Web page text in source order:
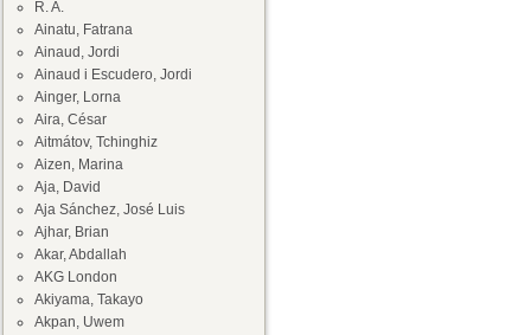
R. A.
Ainatu, Fatrana
Ainaud, Jordi
Ainaud i Escudero, Jordi
Ainger, Lorna
Aira, César
Aitmátov, Tchinghiz
Aizen, Marina
Aja, David
Aja Sánchez, José Luis
Ajhar, Brian
Akar, Abdallah
AKG London
Akiyama, Takayo
Akpan, Uwem